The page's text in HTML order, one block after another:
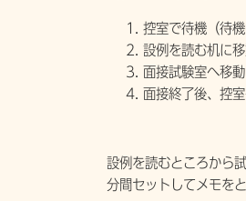
控室で待機（待
設例を読む机に
面接試験室へ移
面接終了後、控
設例を読むところから
分間セットしてメモを